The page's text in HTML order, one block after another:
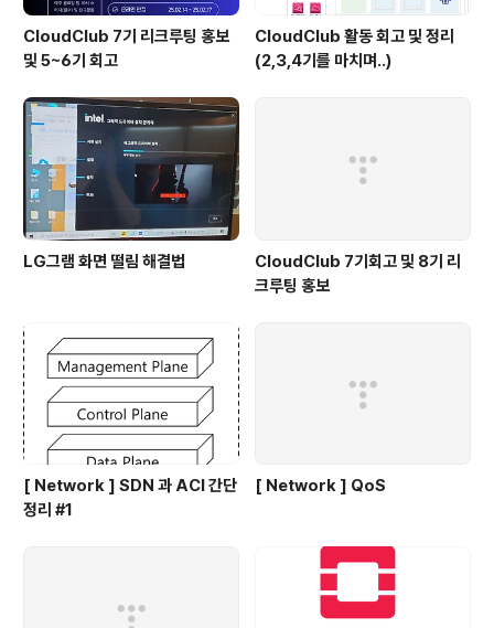
CloudClub 7기 리크루팅 홍보
및 5~6기 회고
CloudClub 활동 회고 및 정리
(2,3,4기를 마치며..)
LG그램 화면 떨림 해결법
CloudClub 7기회고 및 8기 리
크루팅 홍보
[ Network ] SDN 과 ACI 간단
정리 #1
[ Network ] QoS